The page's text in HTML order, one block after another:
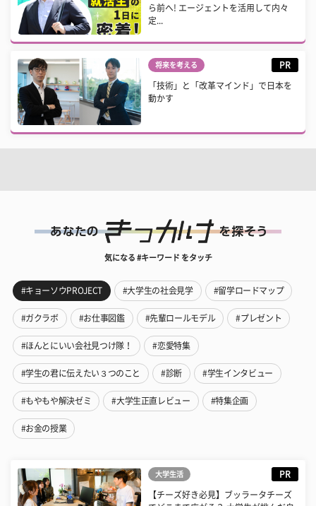
ら前へ! エージェントを活用して内々
定...
将来を考える PR
「技術」と「改革マインド」で日本を
動かす
気になる #キーワード をタッチ
#キョーソウPROJECT #大学生の社会見学 #留学ロードマップ
#ガクラボ #お仕事図鑑 #先輩ロールモデル #プレゼント
#ほんとにいい会社見つけ隊！ #恋愛特集
#学生の君に伝えたい３つのこと #診断 #学生インタビュー
#もやもや解決ゼミ #大学生正直レビュー #特集企画
#お金の授業
大学生活 PR
【チーズ好き必見】ブッラータチーズ